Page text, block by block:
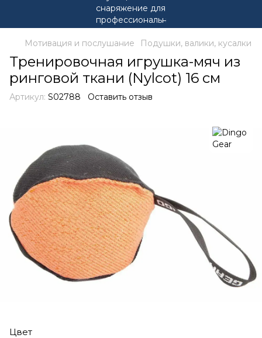
Мотивация и послушание Подушки, валики, кусалки
Тренировочная игрушка-мяч из
ринговой ткани (Nylcot) 16 см
Артикул: S02788 Оставить отзыв
Цвет